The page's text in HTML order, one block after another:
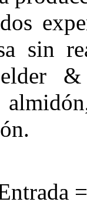
sin